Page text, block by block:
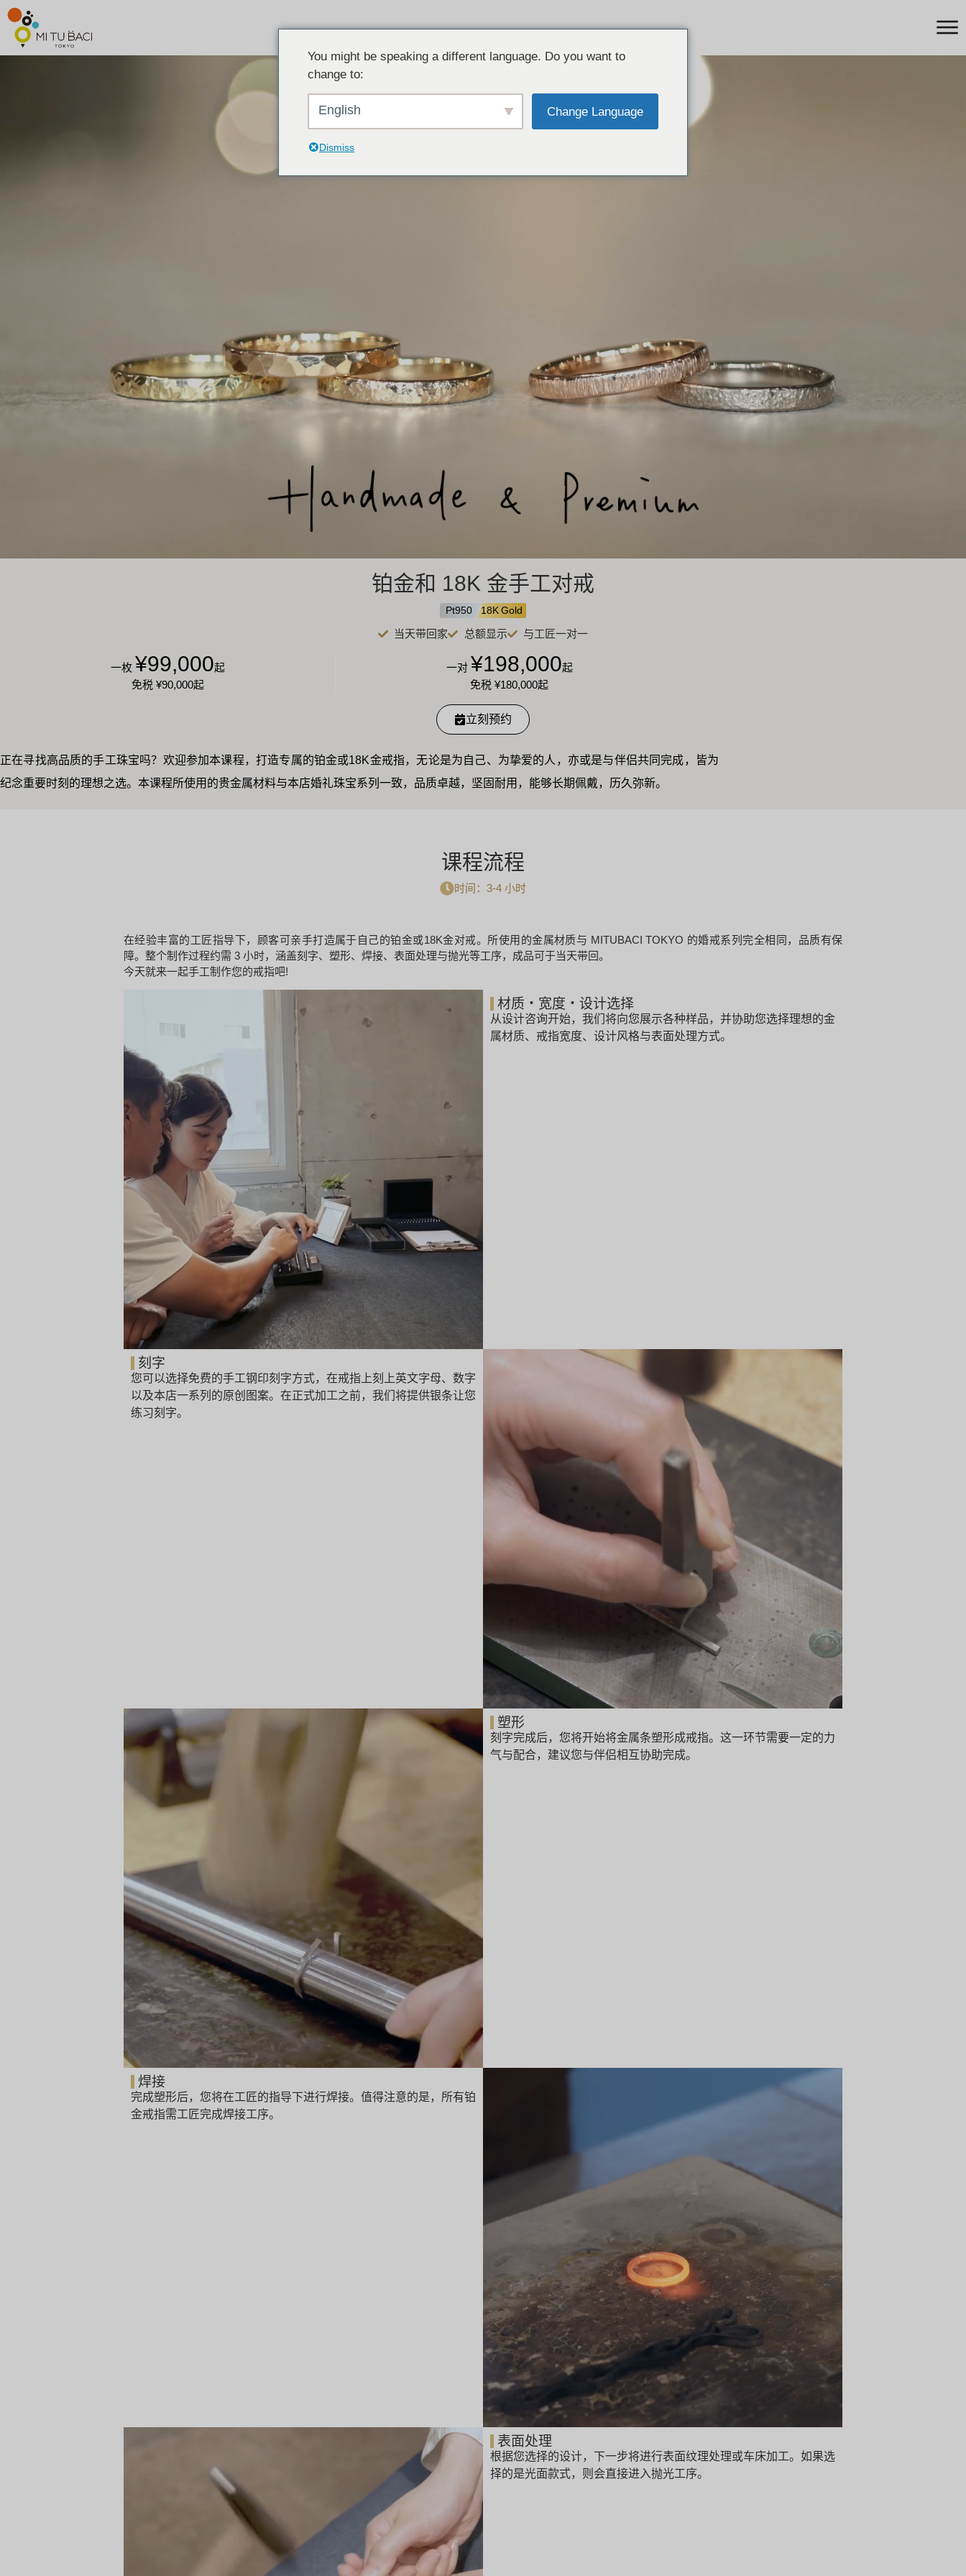
铂金和 18K 金手工对戒
Pt950 18K Gold
当天带回家 总额显示 与工匠一对一
一枚 ¥99,000起
免税 ¥90,000起
一对 ¥198,000起
免税 ¥180,000起
立刻预约
正在寻找高品质的手工珠宝吗？欢迎参加本课程，打造专属的铂金或18K金戒指，无论是为自己、为挚爱的人，亦或是与伴侣共同完成，皆为
纪念重要时刻的理想之选。本课程所使用的贵金属材料与本店婚礼珠宝系列一致，品质卓越，坚固耐用，能够长期佩戴，历久弥新。
课程流程
时间：3-4 小时
在经验丰富的工匠指导下，顾客可亲手打造属于自己的铂金或18K金对戒。所使用的金属材质与 MITUBACI TOKYO 的婚戒系列完全相同，品质有保
障。整个制作过程约需 3 小时，涵盖刻字、塑形、焊接、表面处理与抛光等工序，成品可于当天带回。
今天就来一起手工制作您的戒指吧!
材质・宽度・设计选择
从设计咨询开始，我们将向您展示各种样品，并协助您选择理想的金
属材质、戒指宽度、设计风格与表面处理方式。
刻字
您可以选择免费的手工钢印刻字方式，在戒指上刻上英文字母、数字
以及本店一系列的原创图案。在正式加工之前，我们将提供银条让您
练习刻字。
塑形
刻字完成后，您将开始将金属条塑形成戒指。这一环节需要一定的力
气与配合，建议您与伴侣相互协助完成。
焊接
完成塑形后，您将在工匠的指导下进行焊接。值得注意的是，所有铂
金戒指需工匠完成焊接工序。
表面处理
根据您选择的设计，下一步将进行表面纹理处理或车床加工。如果选
择的是光面款式，则会直接进入抛光工序。
You might be speaking a different language. Do you want to
change to:
English Change Language
Dismiss